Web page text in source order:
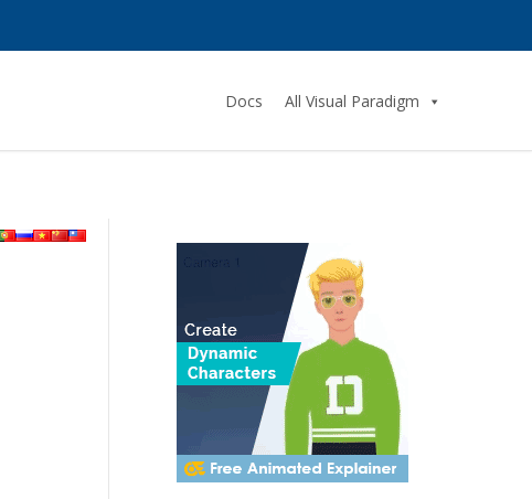
Docs All Visual Paradigm